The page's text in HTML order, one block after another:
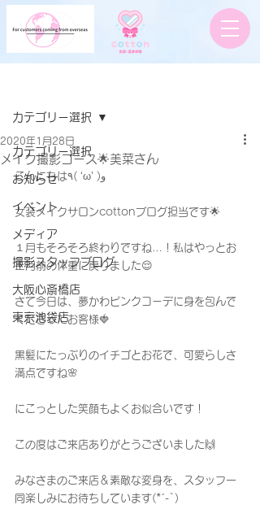
カテゴリー選択
お知らせ
イベント
メディア
撮影スタッフブログ
大阪心斎橋店
東京池袋店
カテゴリー選択
メイク撮影コース🌟美菜さん
2020年1月28日
こんにちは٩( ‘ω’ )و
女装メイクサロンcottonブログ担当です🌟
１月もそろそろ終わりですね…！私はやっとお
正月前の体重に戻りました😌
さて今日は、夢かわピンクコーデに身を包んで
くださったお客様🍓
黒髪にたっぷりのイチゴとお花で、可愛らしさ
満点ですね🌸
にこっとした笑顔もよくお似合いです！
この度はご来店ありがとうございました🙌
みなさまのご来店＆素敵な変身を、スタッフ一
同楽しみにお待ちしています(*´-`)